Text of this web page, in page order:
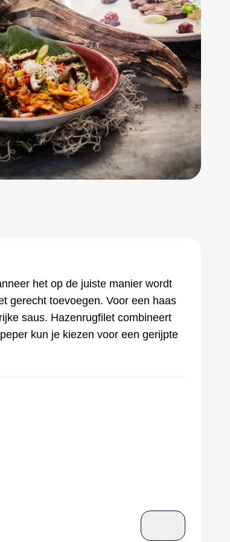
het op de juiste manier wordt
gerecht toevoegen. Voor een haas
saus. Hazenrugfilet combineert
kun je kiezen voor een gerijpte